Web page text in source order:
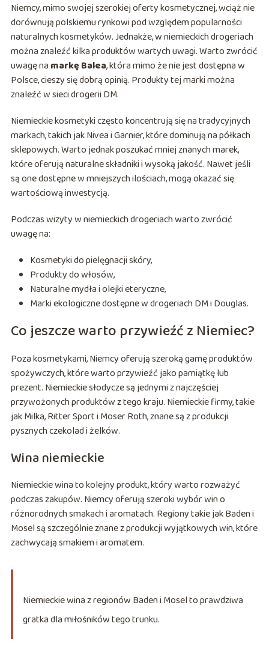
Niemcy, mimo swojej szerokiej oferty kosmetycznej, wciąż nie
dorównują polskiemu rynkowi pod względem popularności
naturalnych kosmetyków. Jednakże, w niemieckich drogeriach
można znaleźć kilka produktów wartych uwagi. Warto zwrócić
uwagę na markę Balea, która mimo że nie jest dostępna w
Polsce, cieszy się dobrą opinią. Produkty tej marki można
znaleźć w sieci drogerii DM.
Niemieckie kosmetyki często koncentrują się na tradycyjnych
markach, takich jak Nivea i Garnier, które dominują na półkach
sklepowych. Warto jednak poszukać mniej znanych marek,
które oferują naturalne składniki i wysoką jakość. Nawet jeśli
są one dostępne w mniejszych ilościach, mogą okazać się
wartościową inwestycją.
Podczas wizyty w niemieckich drogeriach warto zwrócić
uwagę na:
Kosmetyki do pielęgnacji skóry,
Produkty do włosów,
Naturalne mydła i olejki eteryczne,
Marki ekologiczne dostępne w drogeriach DM i Douglas.
Co jeszcze warto przywieźć z Niemiec?
Poza kosmetykami, Niemcy oferują szeroką gamę produktów
spożywczych, które warto przywieźć jako pamiątkę lub
prezent. Niemieckie słodycze są jednymi z najczęściej
przywożonych produktów z tego kraju. Niemieckie firmy, takie
jak Milka, Ritter Sport i Moser Roth, znane są z produkcji
pysznych czekolad i żelków.
Wina niemieckie
Niemieckie wina to kolejny produkt, który warto rozważyć
podczas zakupów. Niemcy oferują szeroki wybór win o
różnorodnych smakach i aromatach. Regiony takie jak Baden i
Mosel są szczególnie znane z produkcji wyjątkowych win, które
zachwycają smakiem i aromatem.
Niemieckie wina z regionów Baden i Mosel to prawdziwa
gratka dla miłośników tego trunku.